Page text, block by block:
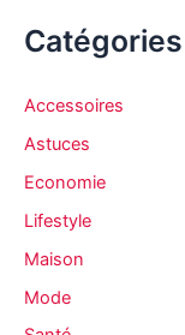
c
v
Catégories
Accessoires
Astuces
Economie
Lifestyle
Maison
Mode